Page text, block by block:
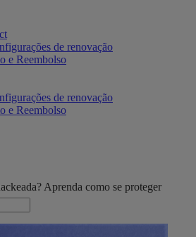
de renovação
e Reembolso
de renovação
e Reembolso
Aprenda como se proteger